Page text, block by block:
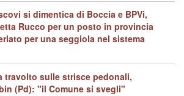
si dimentica di Boccia e BPVi,
Rucco per un posto in provincia
per una seggiola nel sistema
travolto sulle strisce pedonali,
(Pd): "il Comune si svegli"